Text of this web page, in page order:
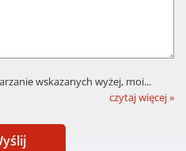
wskazanych wyżej, moi...
czytaj więcej »